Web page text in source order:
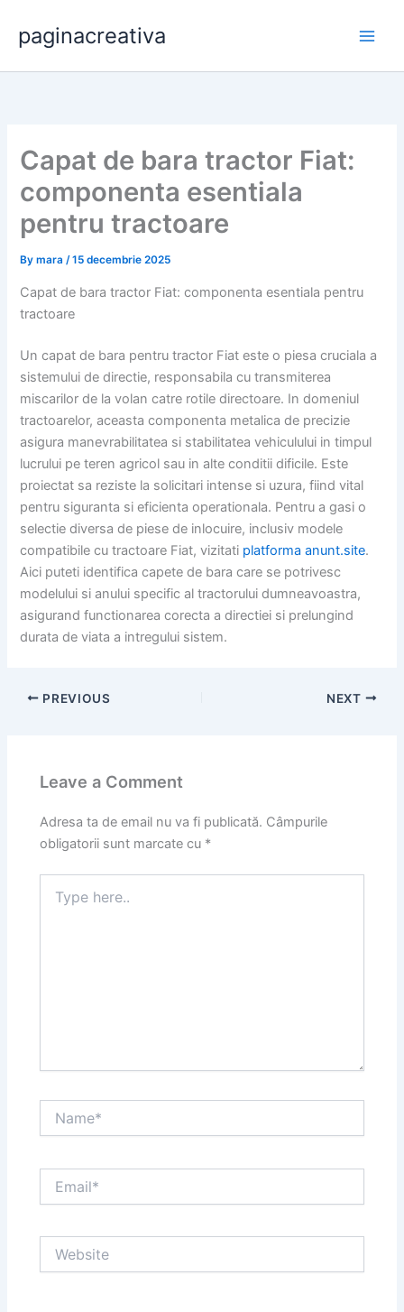
content
paginacreativa
Capat de bara tractor Fiat:
componenta esentiala
pentru tractoare
Bymara/15 decembrie 2025
Capat de bara tractor Fiat: componenta esentiala pentru
tractoare
Un capat de bara pentru tractor Fiat este o piesa cruciala a
sistemului de directie, responsabila cu transmiterea
miscarilor de la volan catre rotile directoare. In domeniul
tractoarelor, aceasta componenta metalica de precizie
asigura manevrabilitatea si stabilitatea vehiculului in timpul
lucrului pe teren agricol sau in alte conditii dificile. Este
proiectat sa reziste la solicitari intense si uzura, fiind vital
pentru siguranta si eficienta operationala. Pentru a gasi o
selectie diversa de piese de inlocuire, inclusiv modele
compatibile cu tractoare Fiat, vizitati platforma anunt.site.
Aici puteti identifica capete de bara care se potrivesc
modelului si anului specific al tractorului dumneavoastra,
asigurand functionarea corecta a directiei si prelungind
durata de viata a intregului sistem.
PREVIOUS NEXT
Leave a Comment
Adresa ta de email nu va fi publicată. Câmpurile
obligatorii sunt marcate cu *
here..